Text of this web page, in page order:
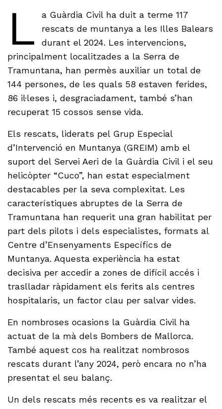
L
a Guàrdia Civil ha duit a terme 117
rescats de muntanya a les Illes Balears
durant el 2024. Les intervencions,
principalment localitzades a la Serra de
Tramuntana, han permès auxiliar un total de
144 persones, de les quals 58 estaven ferides,
86 il·leses i, desgraciadament, també s’han
recuperat 15 cossos sense vida.
Els rescats, liderats pel Grup Especial
d’Intervenció en Muntanya (GREIM) amb el
suport del Servei Aeri de la Guàrdia Civil i el seu
helicòpter “Cuco”, han estat especialment
destacables per la seva complexitat. Les
característiques abruptes de la Serra de
Tramuntana han requerit una gran habilitat per
part dels pilots i dels especialistes, formats al
Centre d’Ensenyaments Específics de
Muntanya. Aquesta experiència ha estat
decisiva per accedir a zones de difícil accés i
traslladar ràpidament els ferits als centres
hospitalaris, un factor clau per salvar vides.
En nombroses ocasions la Guàrdia Civil ha
actuat de la mà dels Bombers de Mallorca.
També aquest cos ha realitzat nombrosos
rescats durant l’any 2024, però encara no n’ha
presentat el seu balanç.
Un dels rescats més recents es va realitzar el